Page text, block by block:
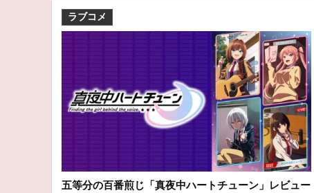
ラブコメ
五等分の百番煎じ「真夜中ハートチューン」レビュー